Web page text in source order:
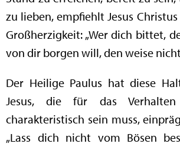
zu lieben, empfiehlt Jesus
Großherzigkeit: „Wer dich bittet,
von dir borgen will, den weise
Der Heilige Paulus hat diese
Jesus, die für das
charakteristisch sein muss,
„Lass dich nicht vom Bösen